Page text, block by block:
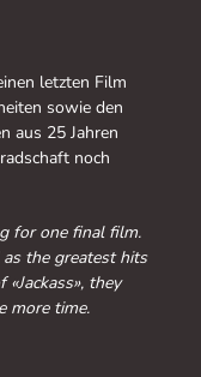
letzten Film
sowie den
aus 25 Jahren
noch
for one final film.
the greatest hits
they
more time.